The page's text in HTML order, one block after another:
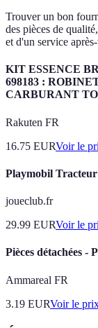
Trouver un bon
des pièces de
et d'un service
KIT ESSENCE
698183 :
CARBURANT
Rakuten FR
16.75 EURVoir le
Playmobil
joueclub.fr
29.99 EURVoir le
Pièces détachées -
Ammareal FR
3.19 EURVoir le